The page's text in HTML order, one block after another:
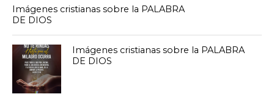
Imágenes cristianas sobre la PALABRA
DE DIOS
Imágenes cristianas sobre la PALABRA
DE DIOS